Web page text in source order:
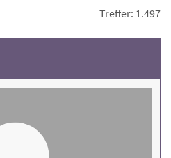
Treffer: 1.497